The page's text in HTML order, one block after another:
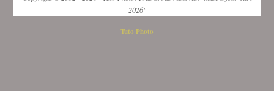
2026"
Tuto Photo